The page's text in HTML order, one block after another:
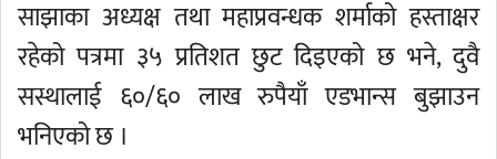
साझाका अध्यक्ष तथा महाप्रवन्धक शर्माको हस्ताक्षर
रहेको पत्रमा ३५ प्रतिशत छुट दिइएको छ भने, दुवै
सस्थालाई ६०/६० लाख रुपैयाँ एडभान्स बुझाउन
भनिएको छ ।